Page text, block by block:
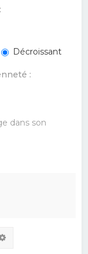
Décroissant
:
dans son